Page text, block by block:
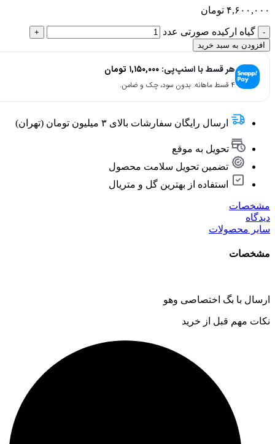
۴,۶۰۰,۰۰۰ تومان
گیاه ارکیده صورتی عدد
افزودن به سبد خرید
هر قسط با اسنپ‌پی: ۱,۱۵۰,۰۰۰ تومان
۴ قسط ماهانه. بدون سود، چک و ضامن.
ارسال رایگان سفارشات بالای ۳ میلیون تومان (تهران)
تحویل به موقع
تضمین تحویل سلامت محصول
استفاده از بهترین گل و متریال
مشخصات
دیدگاه
سایر محصولات
مشخصات
ارسال با بگ اختصاصی وهو
نکات مهم قبل از خرید